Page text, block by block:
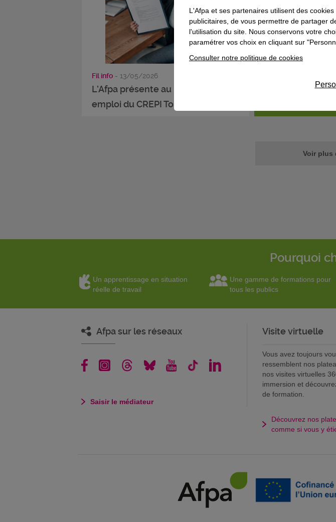
Fil info - 13/05/2026
L’Afpa présente au rendez-vous
emploi du CREPI Tour 2026
Nos formateurs sont
ils connaissent la
Voir plus
Pourquoi
Un apprentissage en situation
réelle de travail
Une gamme de formations pour
tous les publics
Afpa sur les réseaux
Saisir le médiateur
Visite virtuelle
Vous avez toujours
ressemblent nos
nos visites virtuelles
immersion et
de formation.
Découvrez nos
comme si vous y
L'Afpa et ses partenaires utilisent des
publicitaires, de vous permettre de partager
l'utilisation du site. Nous conservons votre
paramétrer vos choix en cliquant sur
Consulter notre politique de cookies